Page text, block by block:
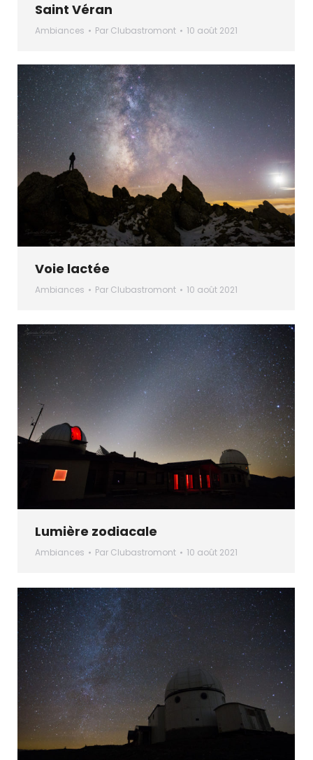
Saint Véran
Ambiances Par Clubastromont 10 août 2021
Voie lactée
Ambiances Par Clubastromont 10 août 2021
Lumière zodiacale
Ambiances Par Clubastromont 10 août 2021